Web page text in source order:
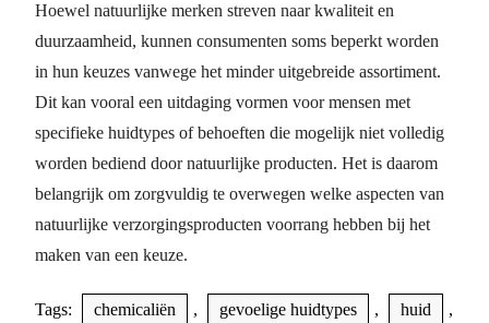
Hoewel natuurlijke merken streven naar kwaliteit en
duurzaamheid, kunnen consumenten soms beperkt worden
in hun keuzes vanwege het minder uitgebreide assortiment.
Dit kan vooral een uitdaging vormen voor mensen met
specifieke huidtypes of behoeften die mogelijk niet volledig
worden bediend door natuurlijke producten. Het is daarom
belangrijk om zorgvuldig te overwegen welke aspecten van
natuurlijke verzorgingsproducten voorrang hebben bij het
maken van een keuze.
Tags: chemicaliën , gevoelige huidtypes , huid ,